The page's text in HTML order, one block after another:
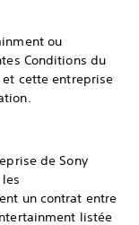
ou
Conditions du
cette entreprise
de Sony
un contrat entre
listée